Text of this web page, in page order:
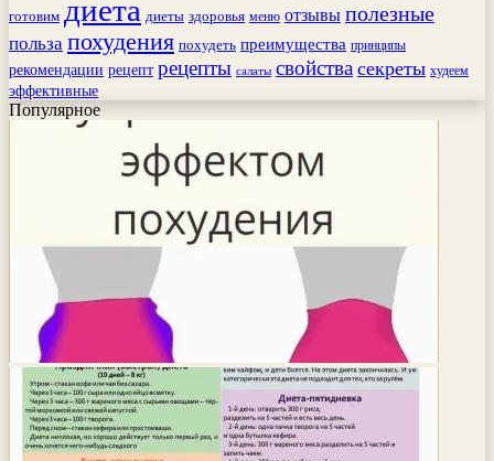
готовим диета диеты здоровья меню отзывы полезные
польза похудения похудеть преимущества принципы
рекомендации рецепт рецепты салаты свойства секреты худеем
эффективные
Популярное